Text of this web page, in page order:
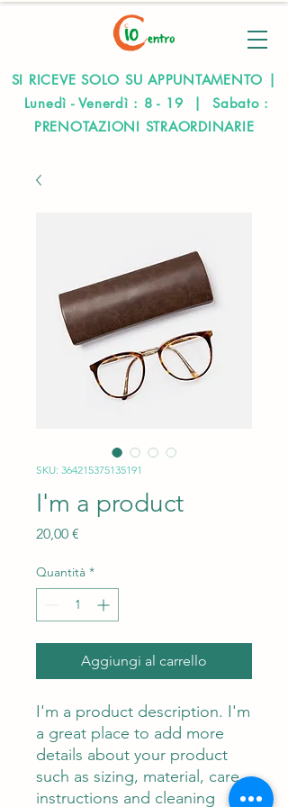
SI RICEVE SOLO SU APPUNTAMENTO |
Lunedì - Venerdì : 8 - 19 | Sabato :
PRENOTAZIONI STRAORDINARIE
SKU: 364215375135191
I'm a product
20,00 €
Quantità *
Aggiungi al carrello
I'm a product description. I'm
a great place to add more
details about your product
such as sizing, material, care
instructions and cleaning